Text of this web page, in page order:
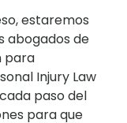
estaremos
abogados de
para
Injury Law
paso del
para que